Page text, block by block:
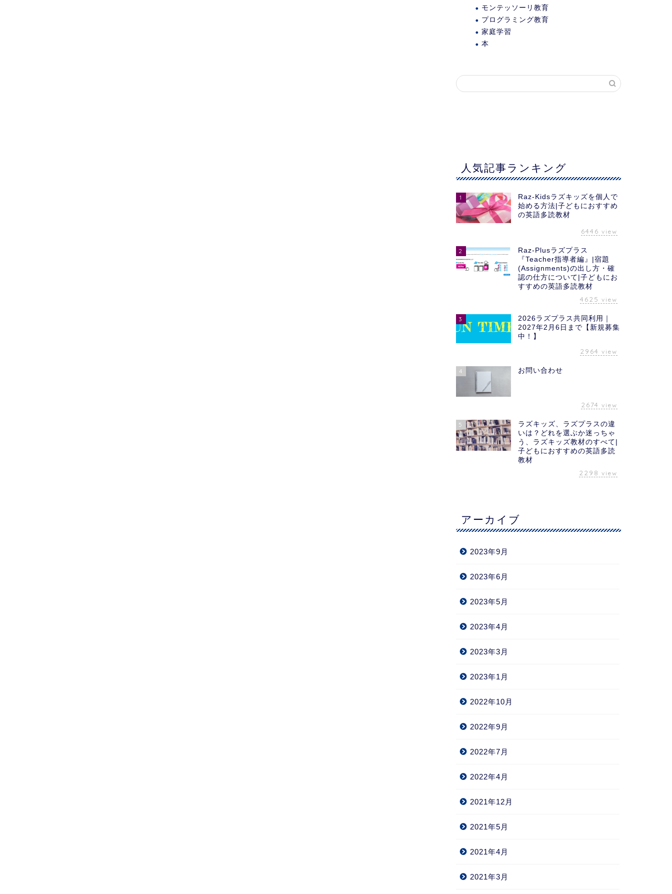
モンテッソーリ教育
プログラミング教育
家庭学習
本
人気記事ランキング
1
Raz-Kidsラズキッズを個人で
始める方法|子どもにおすすめ
の英語多読教材
6446 view
2
Raz-Plusラズプラス
『Teacher指導者編』|宿題
(Assignments)の出し方・確
認の仕方について|子どもにお
すすめの英語多読教材
4625 view
3
2026ラズプラス共同利用｜
2027年2月6日まで【新規募集
中！】
2964 view
4 お問い合わせ
2674 view
5
ラズキッズ、ラズプラスの違
いは？どれを選ぶか迷っちゃ
う、ラズキッズ教材のすべて|
子どもにおすすめの英語多読
教材
2298 view
アーカイブ
2023年9月
2023年6月
2023年5月
2023年4月
2023年3月
2023年1月
2022年10月
2022年9月
2022年7月
2022年4月
2021年12月
2021年5月
2021年4月
2021年3月